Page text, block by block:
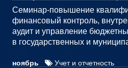
Семинар-повышение
финансовый контроль,
аудит и управление
в государственных и
ноябрь Учет и отчетность